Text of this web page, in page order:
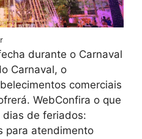
durante o Carnaval
Carnaval, o
comerciais
WebConfira o que
dias de feriados:
para atendimento